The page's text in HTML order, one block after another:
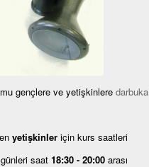
gençlere ve yetişkinlere darbuka
yetişkinler için kurs saatleri
günleri saat 18:30 - 20:00 arası